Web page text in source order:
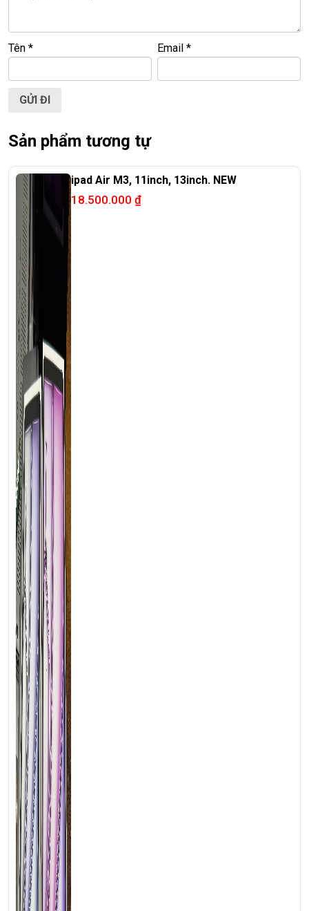
Tất cảsản phẩm tại Laptop Triều Phát đều được kiểm tra và
t chính hãng 100%
Tên * Email*
Sản phẩm tương tự
ipad Air M3, 11inch, 13inch. NEW
18.500.000 ₫